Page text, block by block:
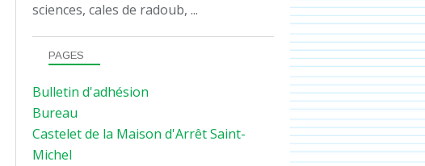
sciences, cales de radoub, ...
PAGES
Bulletin d'adhésion
Bureau
Castelet de la Maison d'Arrêt Saint-
Michel